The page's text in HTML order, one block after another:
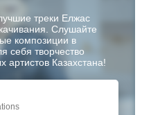
треки Елжас
Слушайте
композиции в
себя творчество
артистов Казахстана!